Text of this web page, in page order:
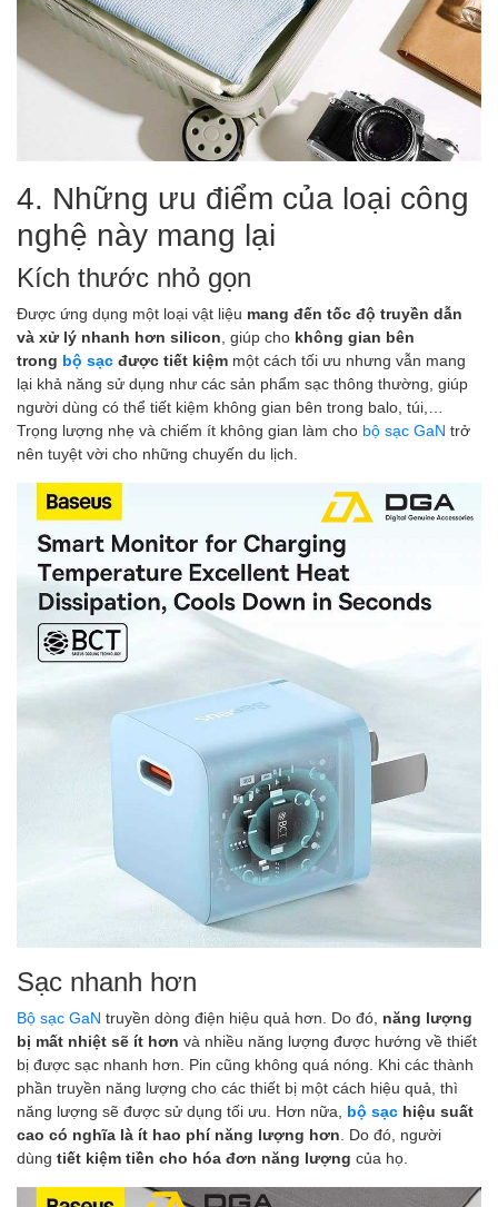
4. Những ưu điểm của loại công
nghệ này mang lại
Kích thước nhỏ gọn
Được ứng dụng một loại vật liệu mang đến tốc độ truyền dẫn
và xử lý nhanh hơn silicon, giúp cho không gian bên
trong bộ sạc được tiết kiệm một cách tối ưu nhưng vẫn mang
lại khả năng sử dụng như các sản phẩm sạc thông thường, giúp
người dùng có thể tiết kiệm không gian bên trong balo, túi,…
Trọng lượng nhẹ và chiếm ít không gian làm cho bộ sạc GaN trở
nên tuyệt vời cho những chuyến du lịch.
Sạc nhanh hơn
Bộ sạc GaN truyền dòng điện hiệu quả hơn. Do đó, năng lượng
bị mất nhiệt sẽ ít hơn và nhiều năng lượng được hướng về thiết
bị được sạc nhanh hơn. Pin cũng không quá nóng. Khi các thành
phần truyền năng lượng cho các thiết bị một cách hiệu quả, thì
năng lượng sẽ được sử dụng tối ưu. Hơn nữa, bộ sạc hiệu suất
cao có nghĩa là ít hao phí năng lượng hơn. Do đó, người
dùng tiết kiệm tiền cho hóa đơn năng lượng của họ.